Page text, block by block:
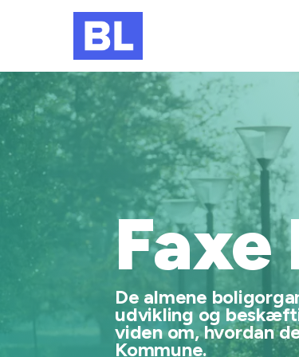
Faxe
De almene
udvikling og
viden om, hvordan
Kommune.